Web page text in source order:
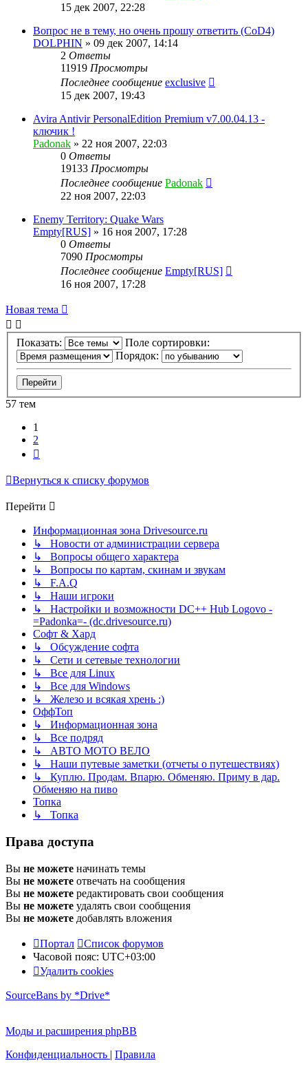
15 дек 2007, 22:28
Вопрос не в тему, но очень прошу ответить (CoD4)
DOLPHIN » 09 дек 2007, 14:14
2 Ответы
11919 Просмотры
Последнее сообщение exclusive
15 дек 2007, 19:43
Avira Antivir PersonalEdition Premium v7.00.04.13 -
ключик !
Padonak » 22 ноя 2007, 22:03
0 Ответы
19133 Просмотры
Последнее сообщение Padonak
22 ноя 2007, 22:03
Enemy Territory: Quake Wars
Empty[RUS] » 16 ноя 2007, 17:28
0 Ответы
7090 Просмотры
Последнее сообщение Empty[RUS]
16 ноя 2007, 17:28
Новая тема
Показать:
Поле сортировки:
Порядок:
57 тем
1
2
Вернуться к списку форумов
Перейти
Информационная зона Drivesource.ru
↳ Новости от администрации сервера
↳ Вопросы общего характера
↳ Вопросы по картам, скинам и звукам
↳ F.A.Q
↳ Наши игроки
↳ Настройки и возможности DC++ Hub Logovo -
=Padonka=- (dc.drivesource.ru)
Софт & Хард
↳ Обсуждение софта
↳ Сети и сетевые технологии
↳ Все для Linux
↳ Все для Windows
↳ Железо и всякая хрень :)
ОффТоп
↳ Информационная зона
↳ Все подряд
↳ АВТО МОТО ВЕЛО
↳ Наши путевые заметки (отчеты о путешествиях)
↳ Куплю. Продам. Впарю. Обменяю. Приму в дар.
Обменяю на пиво
Топка
↳ Топка
Права доступа
Вы не можете начинать темы
Вы не можете отвечать на сообщения
Вы не можете редактировать свои сообщения
Вы не можете удалять свои сообщения
Вы не можете добавлять вложения
Портал
Список форумов
Часовой пояс: UTC+03:00
Удалить cookies
SourceBans by *Drive*
Моды и расширения phpBB
Конфиденциальность | Правила